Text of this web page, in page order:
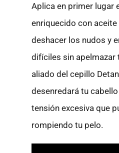
Aplica en primer lugar
enriquecido con
deshacer los nudos y
difíciles sin apelmazar
aliado del cepillo
desenredará tu
tensión excesiva que
rompiendo tu pelo.